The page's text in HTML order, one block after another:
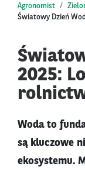
Agronomist
Światowy Dzień
2025:
Woda to
są kluczowe
ekosystemu.